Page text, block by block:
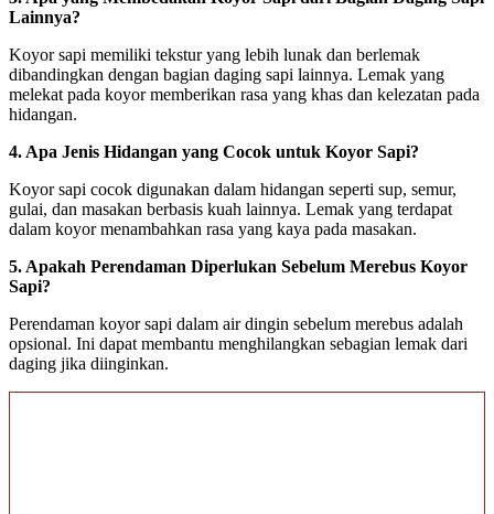
Lainnya?
Koyor sapi memiliki tekstur yang lebih lunak dan berlemak
dibandingkan dengan bagian daging sapi lainnya. Lemak yang
melekat pada koyor memberikan rasa yang khas dan kelezatan pada
hidangan.
4. Apa Jenis Hidangan yang Cocok untuk Koyor Sapi?
Koyor sapi cocok digunakan dalam hidangan seperti sup, semur,
gulai, dan masakan berbasis kuah lainnya. Lemak yang terdapat
dalam koyor menambahkan rasa yang kaya pada masakan.
5. Apakah Perendaman Diperlukan Sebelum Merebus Koyor
Sapi?
Perendaman koyor sapi dalam air dingin sebelum merebus adalah
opsional. Ini dapat membantu menghilangkan sebagian lemak dari
daging jika diinginkan.